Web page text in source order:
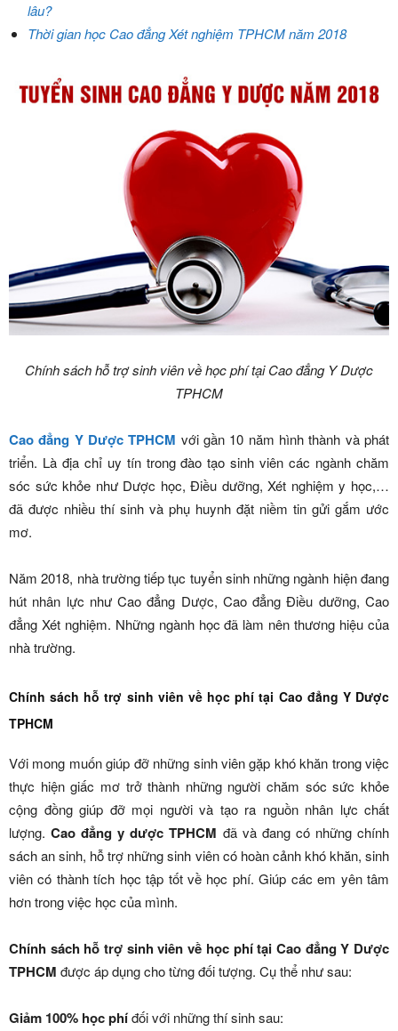
lâu?
Thời gian học Cao đẳng Xét nghiệm TPHCM năm 2018
Chính sách hỗ trợ sinh viên về học phí tại Cao đẳng Y Dược
TPHCM
Cao đẳng Y Dược TPHCM với gần 10 năm hình thành và phát
triển. Là địa chỉ uy tín trong đào tạo sinh viên các ngành chăm
sóc sức khỏe như Dược học, Điều dưỡng, Xét nghiệm y học,…
đã được nhiều thí sinh và phụ huynh đặt niềm tin gửi gắm ước
mơ.
Năm 2018, nhà trường tiếp tục tuyển sinh những ngành hiện đang
hút nhân lực như Cao đẳng Dược, Cao đẳng Điều dưỡng, Cao
đẳng Xét nghiệm. Những ngành học đã làm nên thương hiệu của
nhà trường.
Chính sách hỗ trợ sinh viên về học phí tại Cao đẳng Y Dược
TPHCM
Với mong muốn giúp đỡ những sinh viên gặp khó khăn trong việc
thực hiện giấc mơ trở thành những người chăm sóc sức khỏe
cộng đồng giúp đỡ mọi người và tạo ra nguồn nhân lực chất
lượng.Cao đẳng y dược TPHCM đã và đang có những chính
sách an sinh, hỗ trợ những sinh viên có hoàn cảnh khó khăn, sinh
viên có thành tích học tập tốt về học phí. Giúp các em yên tâm
hơn trong việc học của mình.
Chính sách hỗ trợ sinh viên về học phí tại Cao đẳng Y Dược
TPHCM được áp dụng cho từng đối tượng. Cụ thể như sau:
Giảm 100% học phíđối với những thí sinh sau: